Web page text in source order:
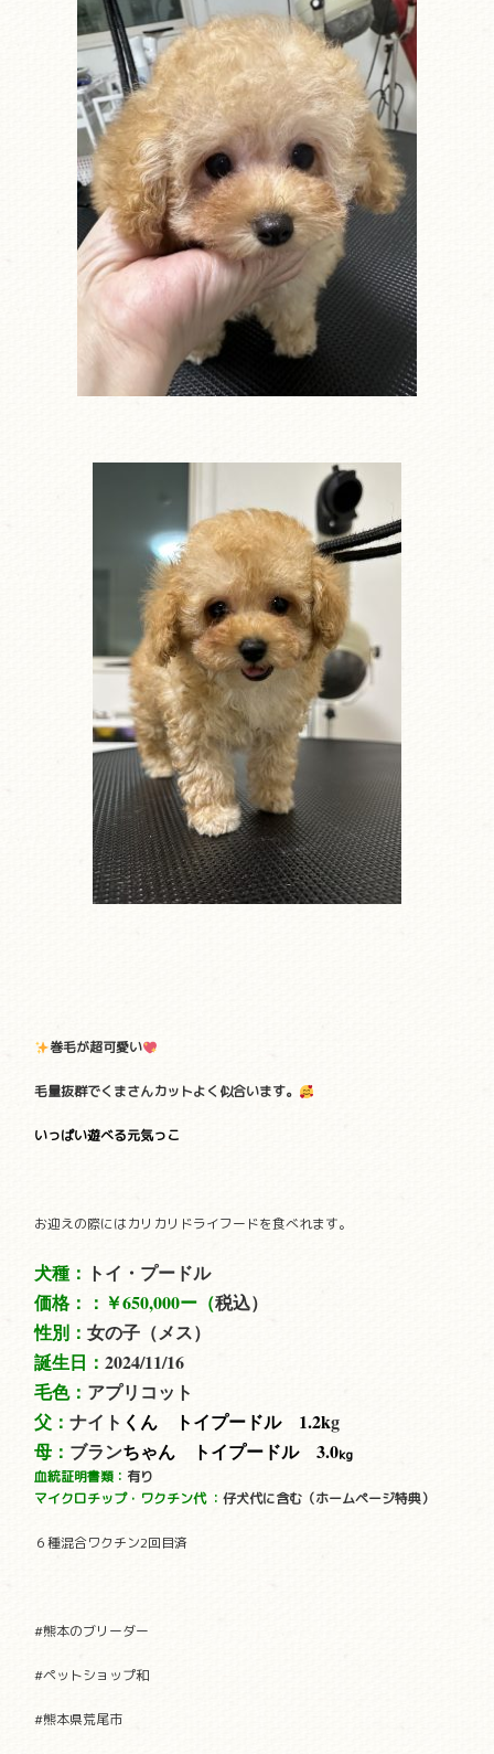
巻毛が超可愛い
毛量抜群でくまさんカットよく似合います。
いっぱい遊べる元気っこ
お迎えの際にはカリカリドライフードを食べれます。
犬種： トイ・プードル
価格：： ￥650,000ー（税込）
性別：女の子（メス）
誕生日：2024/11/16
毛色： アプリコット
父：ナイト くん トイプードル 1.2kg
母： ブランちゃん トイプードル 3.0kg
血統証明書類：有り
マイクロチップ・ワクチン代 ：仔犬代に含む（ホームページ特典）
６種混合ワクチン2回目済
#熊本のブリーダー
#ペットショップ和
#熊本県荒尾市